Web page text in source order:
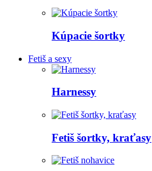
Kúpacie šortky
Fetiš a sexy
Harnessy
Fetiš šortky, kraťasy